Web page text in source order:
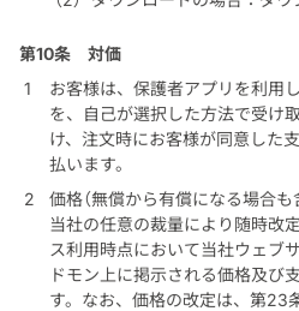
第10条
対価
お客様は、保護者アプリを利用
を、自己が選択した方法で受け
け、注文時にお客様が同意した
払います。
価格（無償から有償になる場合
当社の任意の裁量により随時改
ス利用時点において当社ウェブ
ドモン上に掲示される価格及び
す。なお、価格の改定は、第23